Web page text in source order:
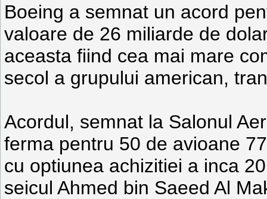
Boeing a semnat un acord
valoare de 26 miliarde de
aceasta fiind cea mai mare
secol a grupului american,
Acordul, semnat la Salonul
ferma pentru 50 de avioane
cu optiunea achizitiei a inca
seicul Ahmed bin Saeed Al